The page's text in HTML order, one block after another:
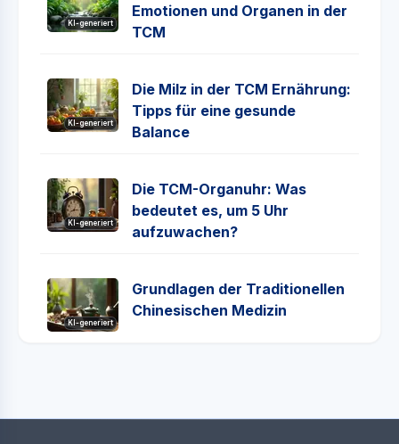
KI-generiert
Emotionen und Organen in der
TCM
KI-generiert
Die Milz in der TCM Ernährung:
Tipps für eine gesunde
Balance
KI-generiert
Die TCM-Organuhr: Was
bedeutet es, um 5 Uhr
aufzuwachen?
KI-generiert
Grundlagen der Traditionellen
Chinesischen Medizin